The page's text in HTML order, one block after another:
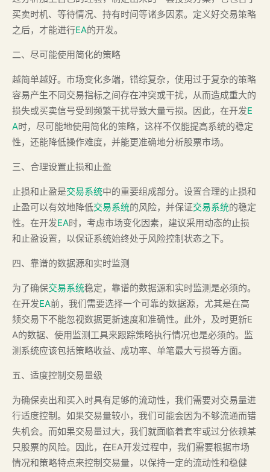
买卖时机、等待情况、持有时间等诸多因素。定义好交易策略
之后，才能进行EA的开发。
二、尽可能使用简化的策略
越简单越好。市场变化多端，错综复杂，使用过于复杂的策略
容易产生不同交易指标之间存在冲突或干扰，从而造成重大的
损失或买卖信号受到频繁干扰导致大量亏损。因此，在开发E
A时，尽可能地使用简化的策略，这样不仅能提高系统的稳定
性，还能降低操作难度，并能更准确地分析股票市场。
三、合理设置止损和止盈
止损和止盈是交易系统中的重要组成部分。设置合理的止损和
止盈可以有效地降低交易系统的风险，并保证交易系统的稳定
性。在开发EA时，考虑市场变化因素，建议采用动态的止损
和止盈设置，以保证系统始终处于风险控制状态之下。
四、靠谱的数据源和实时监测
为了确保交易系统稳定，靠谱的数据源和实时监测是必须的。
在开发EA前，我们需要选择一个可靠的数据源，尤其是在高
频交易下不能忽视数据更新速度和准确性。此外，及时更新E
A的数据、使用监测工具来跟踪策略执行情况也是必须的。监
测系统应该包括策略收益、成功率、单笔最大亏损等方面。
五、适度控制交易量级
为确保卖出和买入时具有足够的流动性，我们需要对交易量进
行适度控制。如果交易量较小，我们可能会因为不够流通而错
失机会。而如果交易量过大，我们就面临着套牢或过分依赖某
只股票的风险。因此，在EA开发过程中，我们需要根据市场
情况和策略特点来控制交易量，以保持一定的流动性和稳健